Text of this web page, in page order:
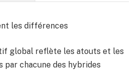
les différences
global reflète les atouts et les
par chacune des hybrides